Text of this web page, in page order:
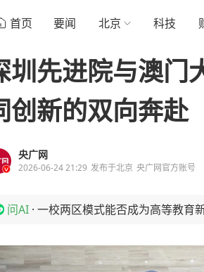
首页 要闻 北京 科技
圳先进院与澳门
创新的双向奔赴
央广网
2026-06-24 21:29 发布于北京 央广网官方账号
问AI · 一校两区模式能否成为高等教育